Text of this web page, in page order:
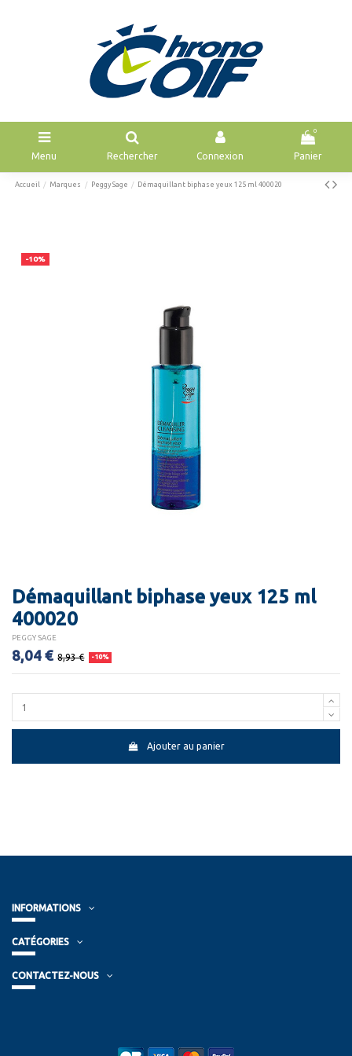
Menu Rechercher Connexion
0
Panier
Accueil Marques Peggy Sage Démaquillant biphase yeux 125 ml 400020
-10%
Démaquillant biphase yeux 125 ml
400020
PEGGY SAGE
8,04 € 8,93 € -10%
Ajouter au panier
INFORMATIONS
CATÉGORIES
CONTACTEZ-NOUS